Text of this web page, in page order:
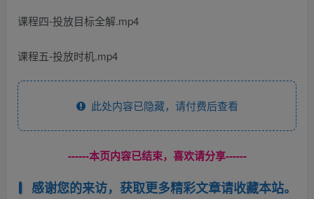
课程四-投放目标全解.mp4
课程五-投放时机.mp4
此处内容已隐藏，请付费后查看
------本页内容已结束，喜欢请分享------
感谢您的来访，获取更多精彩文章请收藏本站。